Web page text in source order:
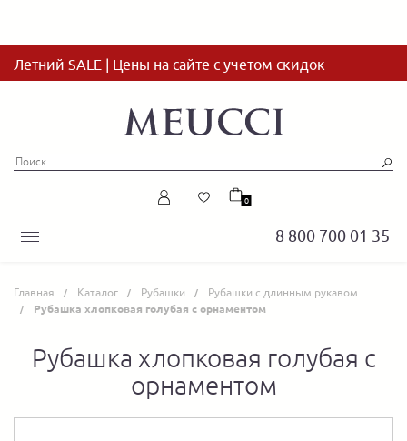
Летний SALE | Цены на сайте с учетом скидок
8 800 700 01 35
0
Главная Каталог Рубашки Рубашки с длинным рукавом
Рубашка хлопковая голубая с орнаментом
Рубашка хлопковая голубая с
орнаментом